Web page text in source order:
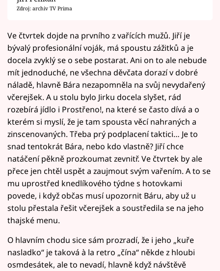
Zdroj: archiv TV Prima
Ve čtvrtek dojde na prvního z vařících mužů. Jiří je
bývalý profesionální voják, má spoustu zážitků a je
docela zvyklý se o sebe postarat. Ani on to ale nebude
mít jednoduché, ne všechna děvčata dorazí v dobré
náladě, hlavně Bára nezapomněla na svůj nevydařený
včerejšek. A u stolu bylo Jirku docela slyšet, rád
rozebírá jídlo i Prostřeno!, na které se často dívá a o
kterém si myslí, že je tam spousta věcí nahraných a
zinscenovaných. Třeba prý podplacení taktici… Je to
snad tentokrát Bára, nebo kdo vlastně? Jiří chce
natáčení pěkně prozkoumat zevnitř. Ve čtvrtek by ale
přece jen chtěl uspět a zaujmout svým vařením. A to se
mu uprostřed knedlíkového týdne s hotovkami
povede, i když občas musí upozornit Báru, aby už u
stolu přestala řešit včerejšek a soustředila se na jeho
thajské menu.
O hlavním chodu sice sám prozradí, že i jeho „kuře
nasladko“ je taková à la retro „čína“ někde z hloubi
osmdesátek, ale to nevadí, hlavně když návštěvě